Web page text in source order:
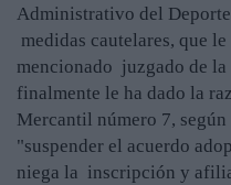
Administrativo del
medidas cautelares, que
mencionado juzgado de
finalmente le ha dado la
Mercantil número 7,
"suspender el acuerdo
niega la inscripción y